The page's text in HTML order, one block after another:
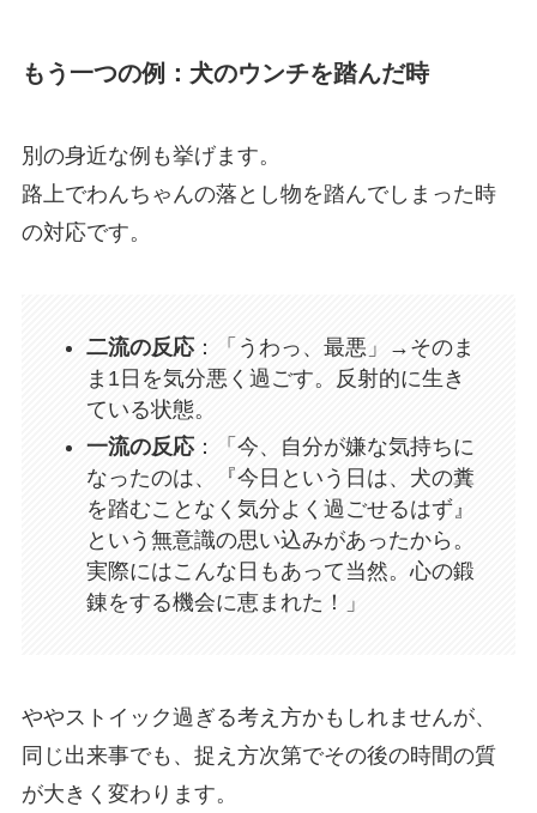
もう一つの例：犬のウンチを踏んだ時
別の身近な例も挙げます。
路上でわんちゃんの落とし物を踏んでしまった時
の対応です。
二流の反応：「うわっ、最悪」→そのま
ま1日を気分悪く過ごす。反射的に生き
ている状態。
一流の反応：「今、自分が嫌な気持ちに
なったのは、『今日という日は、犬の糞
を踏むことなく気分よく過ごせるはず』
という無意識の思い込みがあったから。
実際にはこんな日もあって当然。心の鍛
錬をする機会に恵まれた！」
ややストイック過ぎる考え方かもしれませんが、
同じ出来事でも、捉え方次第でその後の時間の質
が大きく変わります。